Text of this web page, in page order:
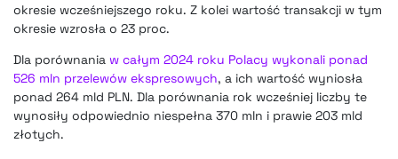
okresie wcześniejszego roku. Z kolei wartość transakcji w tym
okresie wzrosła o 23 proc.
Dla porównania w całym 2024 roku Polacy wykonali ponad
526 mln przelewów ekspresowych, a ich wartość wyniosła
ponad 264 mld PLN. Dla porównania rok wcześniej liczby te
wynosiły odpowiednio niespełna 370 mln i prawie 203 mld
złotych.